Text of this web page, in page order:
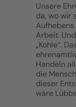
Unsere
da, wo wir
Arbeit.
„Kohle“.
Handeln
die
dieser
wäre